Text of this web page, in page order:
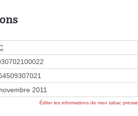
2011
Éditer les informations de mon tabac presse